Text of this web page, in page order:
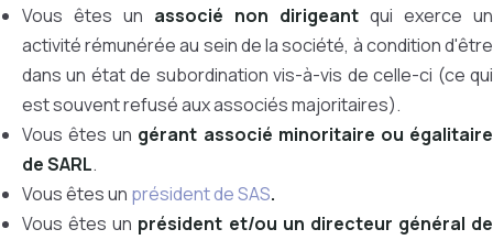
Vous êtes un associé non dirigeant qui exerce un
activité rémunérée au sein de la société, à condition d'être
dans un état de subordination vis-à-vis de celle-ci (ce qui
est souvent refusé aux associés majoritaires).
Vous êtes un gérant associé minoritaire ou égalitaire
de SARL.
Vous êtes un président de SAS.
Vous êtes un président et/ou un directeur général de